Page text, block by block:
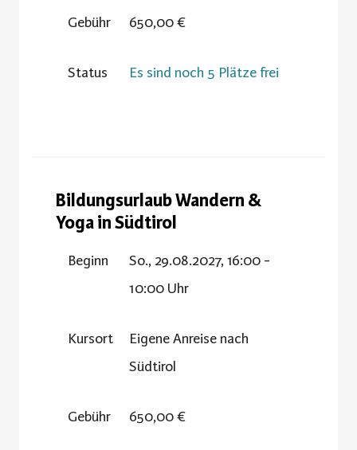
Gebühr 650,00 €
Status Es sind noch 5 Plätze frei
Bildungsurlaub Wandern &
Yoga in Südtirol
Beginn
So., 29.08.2027, 16:00 -
10:00 Uhr
Kursort
Eigene Anreise nach
Südtirol
Gebühr 650,00 €